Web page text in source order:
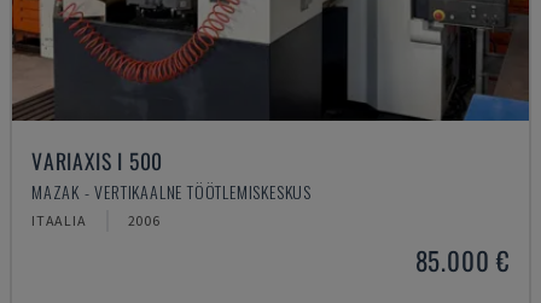
VARIAXIS I 500
MAZAK - VERTIKAALNE TÖÖTLEMISKESKUS
ITAALIA 2006
85.000 €